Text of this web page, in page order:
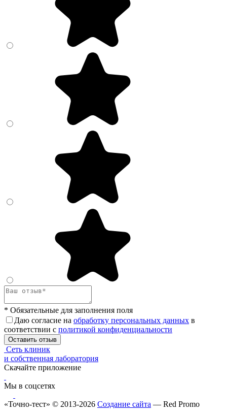
* Обязательные для заполнения поля
Даю согласие на обработку персональных данных в
соответствии с политикой конфиденциальности
Оставить отзыв
Сеть клиник
и собственная лаборатория
Скачайте приложение
Мы в соцсетях
«Точно-тест» © 2013-2026 Создание сайта — Red Promo